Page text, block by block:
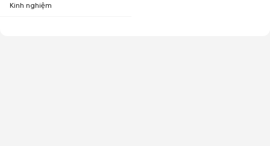
Kinh nghiệm